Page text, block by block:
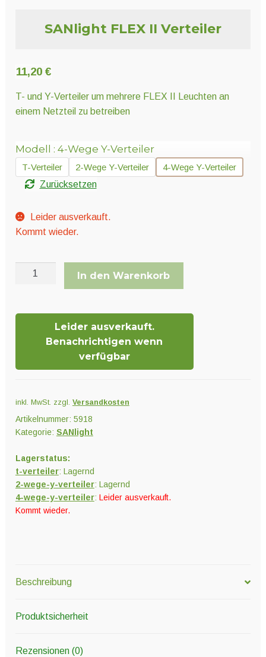
Ernte und Verarbeitung
Gartengeräte
Sonstiges
SANlight FLEX II Verteiler
11,20 €
T- und Y-Verteiler um mehrere FLEX II Leuchten an
einem Netzteil zu betreiben
Modell 4-Wege Y-Verteiler
T-Verteiler 2-Wege Y-Verteiler
4-Wege Y-Verteiler
Zurücksetzen
Leider ausverkauft.
Kommt wieder.
SANlight
Verteiler
In den Warenkorb
Leider ausverkauft.
Benachrichtigen wenn
verfügbar
inkl. MwSt. zzgl. Versandkosten
Artikelnummer: 5918
Kategorie: SANlight
Lagerstatus:
t-verteiler: Lagernd
2-wege-y-verteiler: Lagernd
4-wege-y-verteiler: Leider ausverkauft.
Kommt wieder.
Beschreibung
Produktsicherheit
Rezensionen (0)